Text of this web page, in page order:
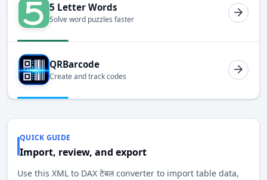
5 Letter Words
Solve word puzzles faster
QRBarcode
Create and track codes
QUICK GUIDE
Import, review, and export
Use this XML to DAX टेबल converter to import table data,